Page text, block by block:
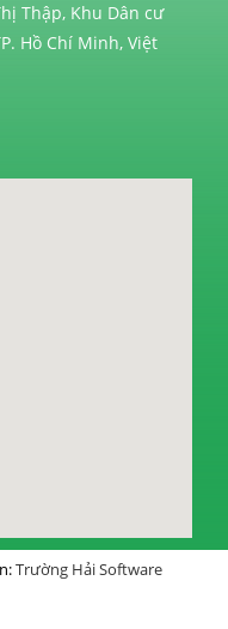
Thập, Khu Dân cư
Hồ Chí Minh, Việt
Trường Hải Software